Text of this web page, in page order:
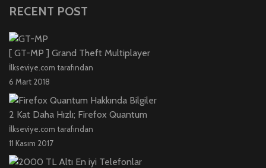
RECENT POST
[ GT-MP ] Grand Theft Multiplayer
İlkseviye.com tarafından
6 Mart 2018
2 Kat Daha Hızlı; Firefox Quantum
İlkseviye.com tarafından
11 Kasım 2017